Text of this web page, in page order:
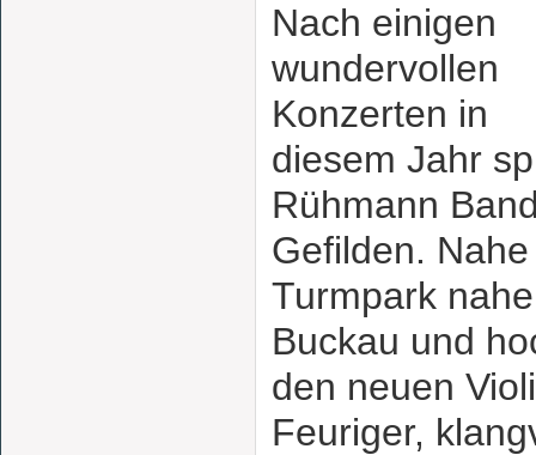
Nach einigen
wundervollen
Konzerten in
diesem Jahr
Rühmann
Gefilden.
Turmpark
Buckau und
den neuen
Feuriger,